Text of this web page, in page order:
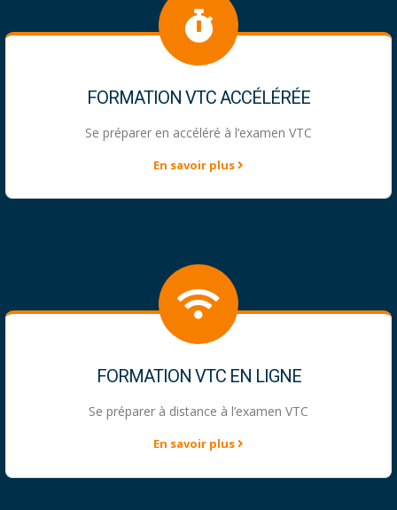
FORMATION VTC ACCÉLÉRÉE
Se préparer en accéléré à l’examen VTC
En savoir plus
FORMATION VTC EN LIGNE
Se préparer à distance à l’examen VTC
En savoir plus